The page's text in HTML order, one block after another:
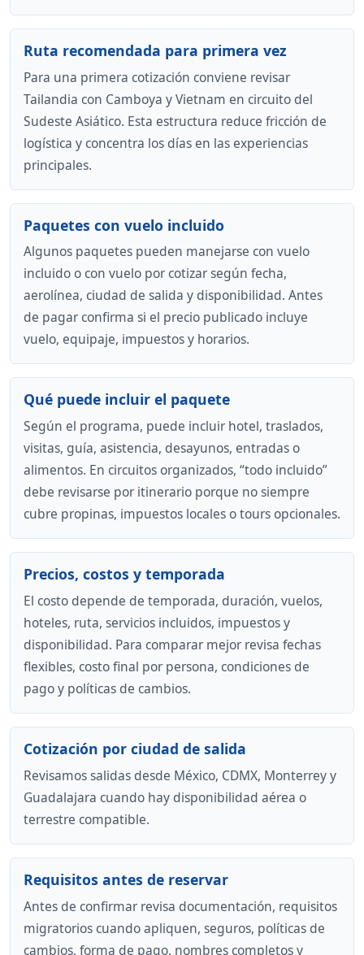
Ruta recomendada para primera vez
Para una primera cotización conviene revisar
Tailandia con Camboya y Vietnam en circuito del
Sudeste Asiático. Esta estructura reduce fricción de
logística y concentra los días en las experiencias
principales.
Paquetes con vuelo incluido
Algunos paquetes pueden manejarse con vuelo
incluido o con vuelo por cotizar según fecha,
aerolínea, ciudad de salida y disponibilidad. Antes
de pagar confirma si el precio publicado incluye
vuelo, equipaje, impuestos y horarios.
Qué puede incluir el paquete
Según el programa, puede incluir hotel, traslados,
visitas, guía, asistencia, desayunos, entradas o
alimentos. En circuitos organizados, “todo incluido”
debe revisarse por itinerario porque no siempre
cubre propinas, impuestos locales o tours opcionales.
Precios, costos y temporada
El costo depende de temporada, duración, vuelos,
hoteles, ruta, servicios incluidos, impuestos y
disponibilidad. Para comparar mejor revisa fechas
flexibles, costo final por persona, condiciones de
pago y políticas de cambios.
Cotización por ciudad de salida
Revisamos salidas desde México, CDMX, Monterrey y
Guadalajara cuando hay disponibilidad aérea o
terrestre compatible.
Requisitos antes de reservar
Antes de confirmar revisa documentación, requisitos
migratorios cuando apliquen, seguros, políticas de
cambios, forma de pago, nombres completos y